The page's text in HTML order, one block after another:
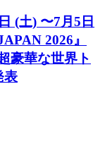
(土) 〜7月5日
2026』
豪華な世界ト
表